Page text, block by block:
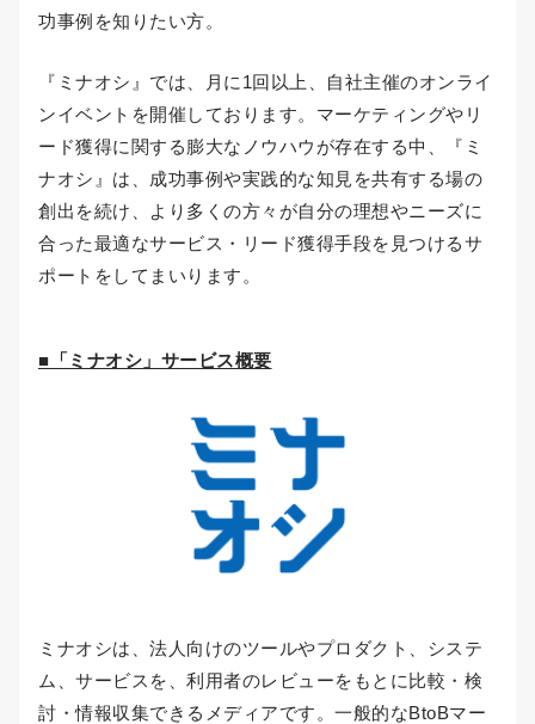
功事例を知りたい方。
『ミナオシ』では、月に1回以上、自社主催のオンライ
ンイベントを開催しております。マーケティングやリ
ード獲得に関する膨大なノウハウが存在する中、『ミ
ナオシ』は、成功事例や実践的な知見を共有する場の
創出を続け、より多くの方々が自分の理想やニーズに
合った最適なサービス・リード獲得手段を見つけるサ
ポートをしてまいります。
■「ミナオシ」サービス概要
ミナオシは、法人向けのツールやプロダクト、システ
ム、サービスを、利用者のレビューをもとに比較・検
討・情報収集できるメディアです。一般的なBtoBマー